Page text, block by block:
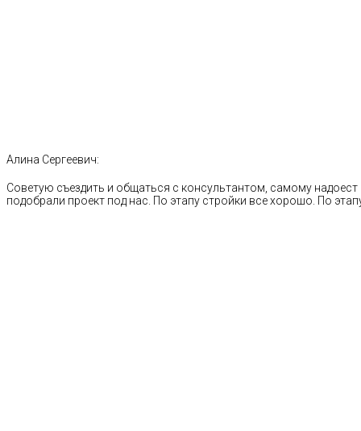
Алина Сергеевич:
Советую съездить и общаться с консультантом, самому
подобрали проект под нас. По этапу стройки все хорошо. По